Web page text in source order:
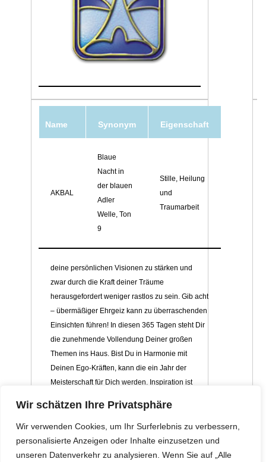
Wir schätzen Ihre Privatsphäre
Wir verwenden Cookies, um Ihr Surferlebnis zu verbessern,
personalisierte Anzeigen oder Inhalte einzusetzen und
unseren Datenverkehr zu analysieren. Wenn Sie auf „Alle
Name Synonym Eigenschaft
AKBAL
Blaue
Nacht in
der blauen
Adler
Welle, Ton
9
Stille, Heilung
und
Traumarbeit
deine persönlichen Visionen zu stärken und
zwar durch die Kraft deiner Träume
herausgefordert weniger rastlos zu sein. Gib acht
– übermäßiger Ehrgeiz kann zu überraschenden
Einsichten führen! In diesen 365 Tagen steht Dir
die zunehmende Vollendung Deiner großen
Themen ins Haus. Bist Du in Harmonie mit
Deinen Ego-Kräften, kann die ein Jahr der
Meisterschaft für Dich werden. Inspiration ist
Dir leicht. Festgefahrene Situationen lassen sich
im Handumdrehen auflösen. Greif zu und
behalte Dein Ziel im Auge wie ein Bogenschütze.